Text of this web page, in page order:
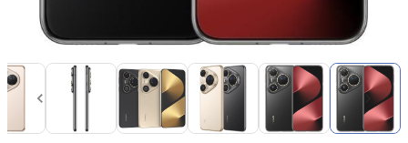
Item
of
12